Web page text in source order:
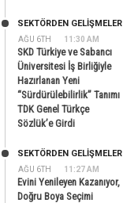
AĞU 6TH 11:30 AM
SEKTÖRDEN GELIŞMELER
SKD Türkiye ve Sabancı
Üniversitesi İş Birliğiyle
Hazırlanan Yeni
“Sürdürülebilirlik” Tanımı
TDK Genel Türkçe
Sözlük’e Girdi
AĞU 6TH 11:27 AM
SEKTÖRDEN GELIŞMELER
Evini Yenileyen Kazanıyor,
Doğru Boya Seçimi